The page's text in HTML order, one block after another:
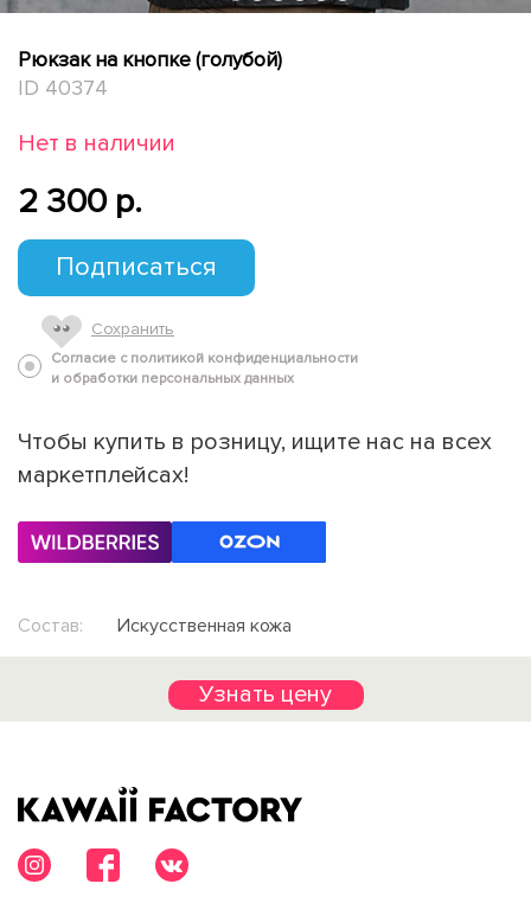
Рюкзак на кнопке (голубой)
ID 40374
Нет в наличии
2 300 p.
Подписаться
Сохранить
Согласие с политикой конфиденциальности
и обработки персональных данных
Чтобы купить в розницу, ищите нас на всех
маркетплейсах!
Состав: Искусственная кожа
Узнать цену